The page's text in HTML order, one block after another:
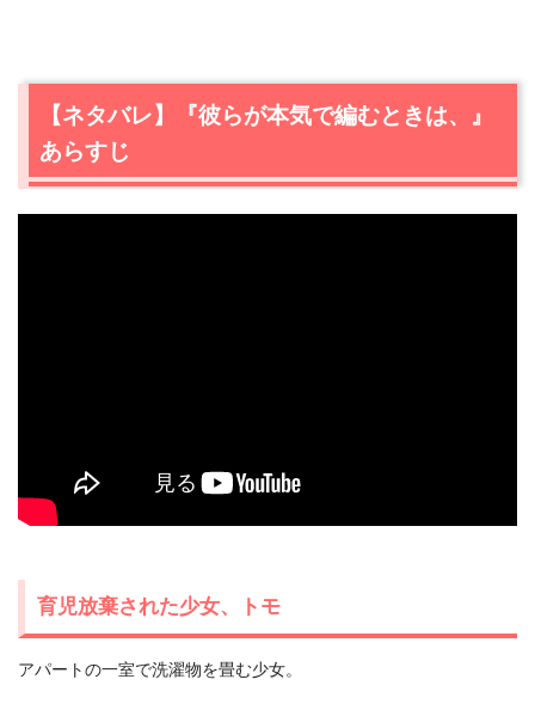
【ネタバレ】『彼らが本気で編むときは、』
あらすじ
育児放棄された少女、トモ
アパートの一室で洗濯物を畳む少女。